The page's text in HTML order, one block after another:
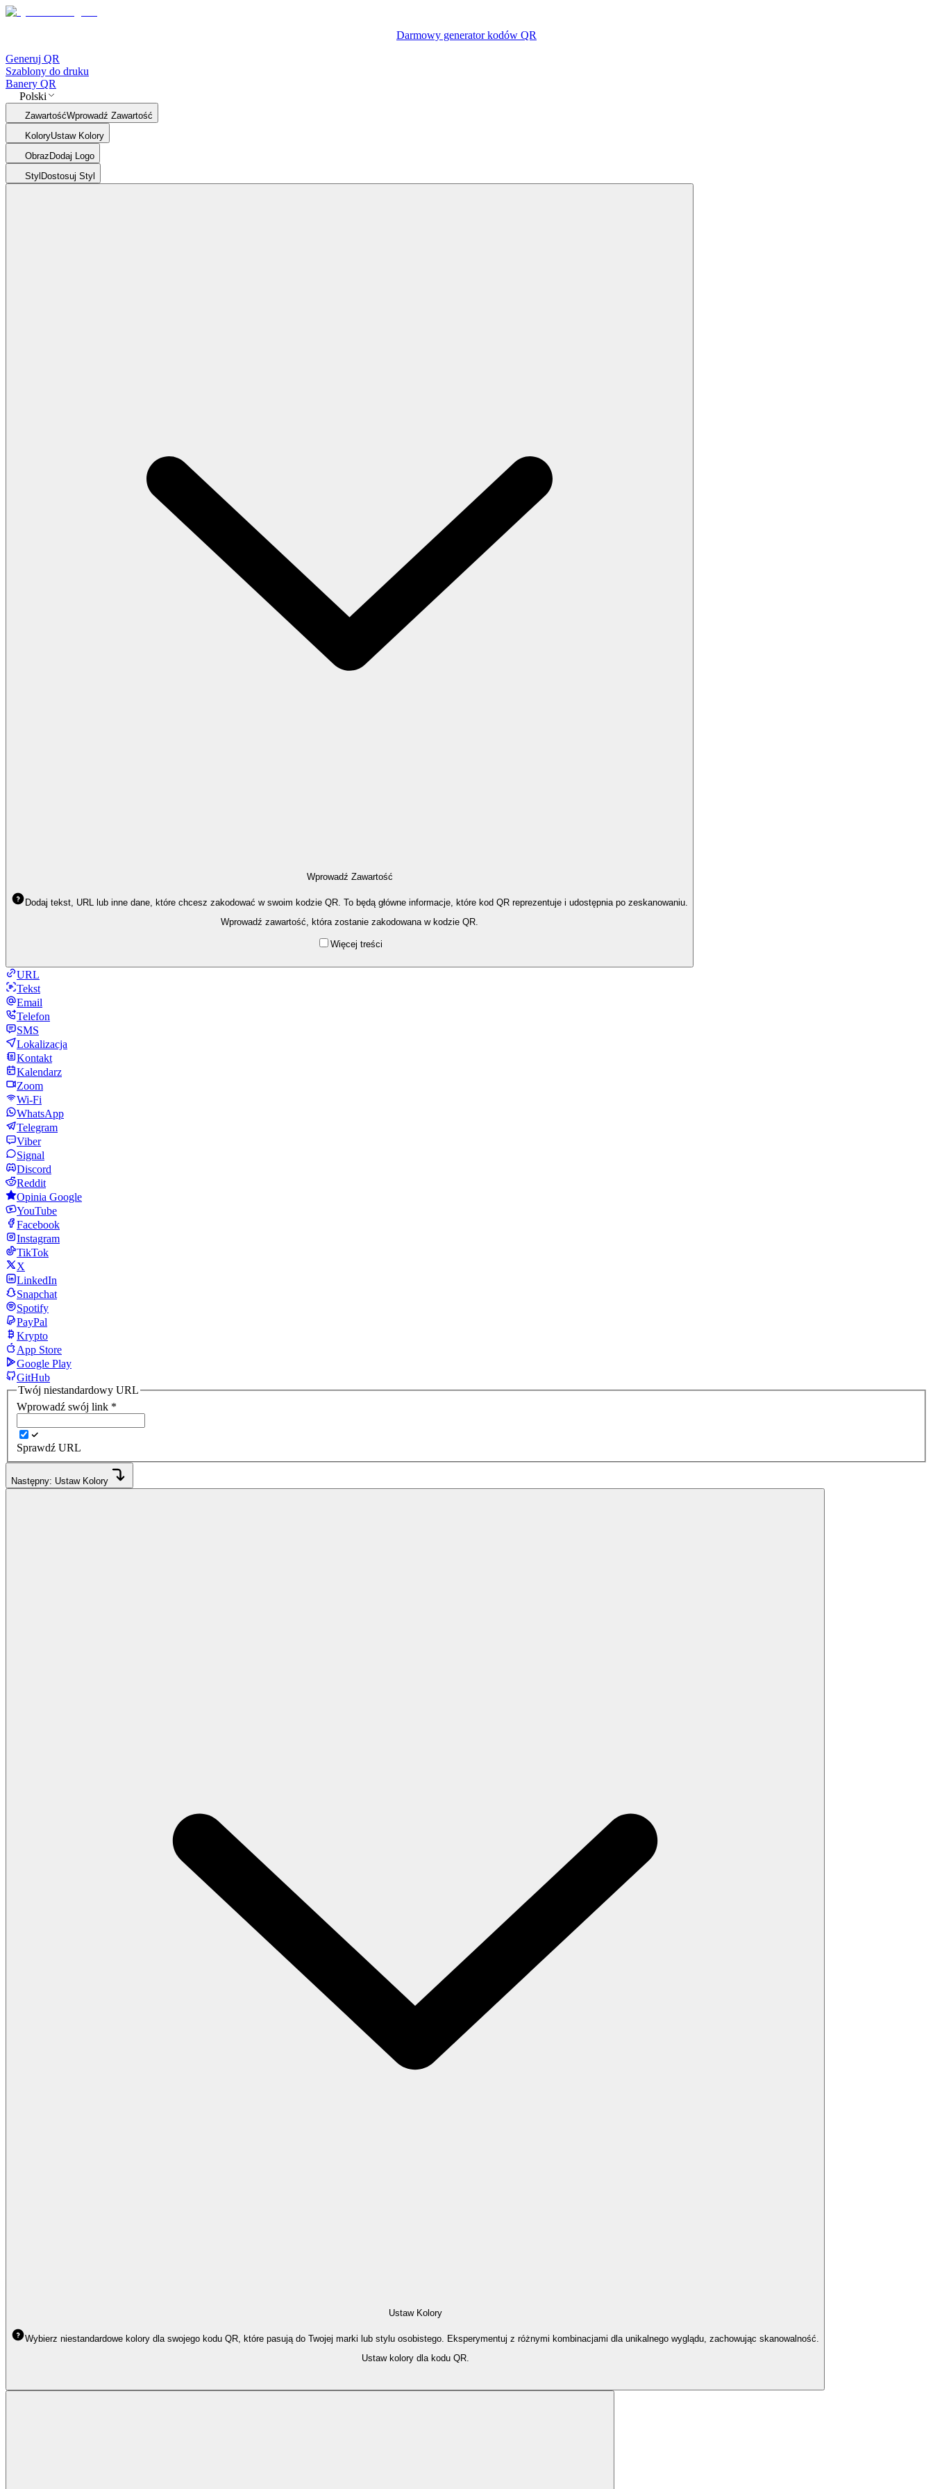
Darmowy generator kodów QR
Generuj QR
Szablony do druku
Banery QR
Polski
ZawartośćWprowadź Zawartość
KoloryUstaw Kolory
Obraz Dodaj Logo
Styl Dostosuj Styl
Wprowadź Zawartość
Dodaj tekst, URL lub inne dane, które chcesz zakodować w swoim kodzie QR. To będą główne informacje, które kod QR reprezentuje i udostępnia po zeskanowaniu.
Wprowadź zawartość, która zostanie zakodowana w kodzie QR.
Więcej treści
URL
Tekst
Email
Telefon
SMS
Lokalizacja
Kontakt
Kalendarz
Zoom
Wi-Fi
WhatsApp
Telegram
Viber
Signal
Discord
Reddit
Opinia Google
YouTube
Facebook
Instagram
TikTok
X
LinkedIn
Snapchat
Spotify
PayPal
Krypto
App Store
Google Play
GitHub
Twój niestandardowy URL
Wprowadź swój link *
Sprawdź URL
Następny: Ustaw Kolory
Ustaw Kolory
Wybierz niestandardowe kolory dla swojego kodu QR, które pasują do Twojej marki lub stylu osobistego. Eksperymentuj z różnymi kombinacjami dla unikalnego wyglądu, zachowując skanowalność.
Ustaw kolory dla kodu QR.